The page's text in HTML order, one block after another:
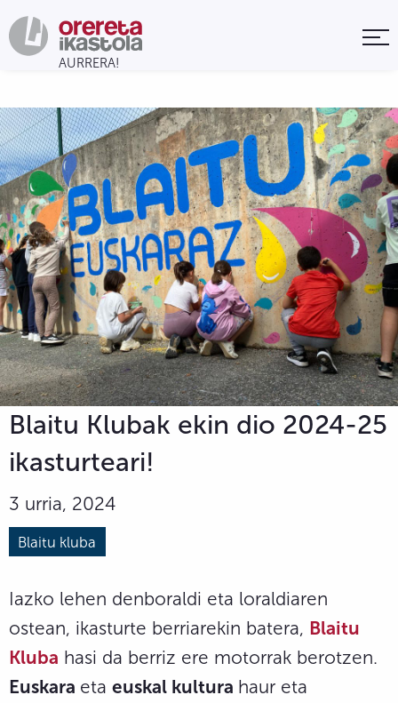
Blaitu Klubak ekin dio 2024-25
ikasturteari!
3 urria, 2024
Blaitu kluba
Iazko lehen denboraldi eta loraldiaren
ostean, ikasturte berriarekin batera, Blaitu
Kluba hasi da berriz ere motorrak berotzen.
Euskara eta euskal kultura haur eta